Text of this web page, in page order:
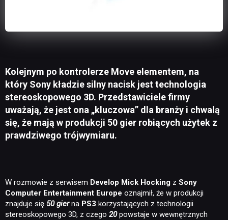
Kolejnym po kontrolerze Move elementem, na
który Sony kładzie silny nacisk jest technologia
stereoskopowego 3D. Przedstawiciele firmy
uważają, że jest ona „kluczowa” dla branży i chwalą
się, że mają w produkcji 50 gier robiących użytek z
prawdziwego trójwymiaru.
W rozmowie z serwisem Develop Mick Hocking z Sony
Computer Entertainment Europe oznajmił, że w produkcji
znajduje się 50 gierna PS3 korzystających z technologii
stereoskopowego 3D, z czego 20powstaje w wewnętrznych